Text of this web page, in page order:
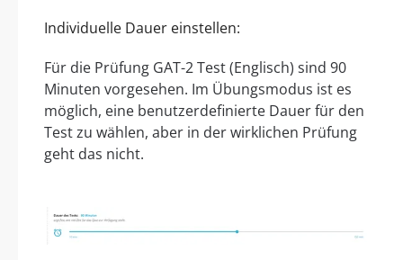
Individuelle Dauer einstellen:
Für die Prüfung GAT-2 Test (Englisch) sind 90
Minuten vorgesehen. Im Übungsmodus ist es
möglich, eine benutzerdefinierte Dauer für den
Test zu wählen, aber in der wirklichen Prüfung
geht das nicht.